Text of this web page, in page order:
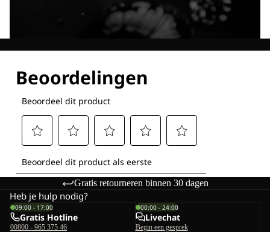
Gratis retourneren binnen 30 dagen
Heb je hulp nodig?
09:00 - 17:00
Gratis Hotline
00800 - 965 375 46
00:00 - 24:00
Livechat
Begin een gesprek